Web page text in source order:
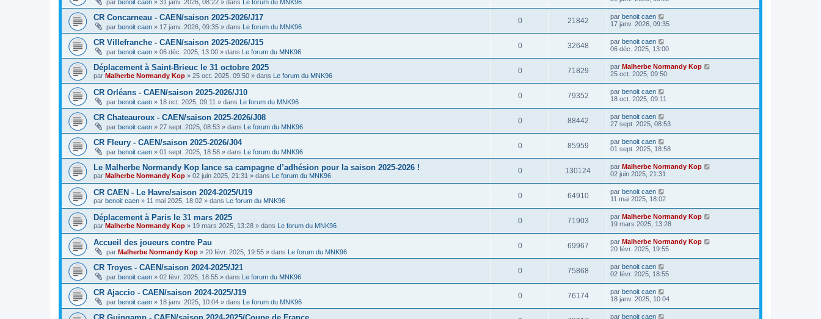
par benoit caen » 31 janv. 2026, 08:22 » dans Le forum du MNK96
CR Concarneau - CAEN/saison 2025-2026/J17
par benoit caen » 17 janv. 2026, 09:35 » dans Le forum du MNK96
0 21842 par benoit caen
17 janv. 2026, 09:35
CR Villefranche - CAEN/saison 2025-2026/J15
par benoit caen » 06 déc. 2025, 13:00 » dans Le forum du MNK96
0 32648 par benoit caen
06 déc. 2025, 13:00
Déplacement à Saint-Brieuc le 31 octobre 2025
par Malherbe Normandy Kop » 25 oct. 2025, 09:50 » dans Le forum du MNK96
0 71829 par Malherbe Normandy Kop
25 oct. 2025, 09:50
CR Orléans - CAEN/saison 2025-2026/J10
par benoit caen » 18 oct. 2025, 09:11 » dans Le forum du MNK96
0 79352 par benoit caen
18 oct. 2025, 09:11
CR Chateauroux - CAEN/saison 2025-2026/J08
par benoit caen » 27 sept. 2025, 08:53 » dans Le forum du MNK96
0 88442 par benoit caen
27 sept. 2025, 08:53
CR Fleury - CAEN/saison 2025-2026/J04
par benoit caen » 01 sept. 2025, 18:58 » dans Le forum du MNK96
0 85959 par benoit caen
01 sept. 2025, 18:58
Le Malherbe Normandy Kop lance sa campagne d’adhésion pour la saison 2025-2026 !
par Malherbe Normandy Kop » 02 juin 2025, 21:31 » dans Le forum du MNK96
0 130124 par Malherbe Normandy Kop
02 juin 2025, 21:31
CR CAEN - Le Havre/saison 2024-2025/U19
par benoit caen » 11 mai 2025, 18:02 » dans Le forum du MNK96
0 64910 par benoit caen
11 mai 2025, 18:02
Déplacement à Paris le 31 mars 2025
par Malherbe Normandy Kop » 19 mars 2025, 13:28 » dans Le forum du MNK96
0 71903 par Malherbe Normandy Kop
19 mars 2025, 13:28
Accueil des joueurs contre Pau
par Malherbe Normandy Kop » 20 févr. 2025, 19:55 » dans Le forum du MNK96
0 69967 par Malherbe Normandy Kop
20 févr. 2025, 19:55
CR Troyes - CAEN/saison 2024-2025/J21
par benoit caen » 02 févr. 2025, 18:55 » dans Le forum du MNK96
0 75868 par benoit caen
02 févr. 2025, 18:55
CR Ajaccio - CAEN/saison 2024-2025/J19
par benoit caen » 18 janv. 2025, 10:04 » dans Le forum du MNK96
0 76174 par benoit caen
18 janv. 2025, 10:04
par benoit caen